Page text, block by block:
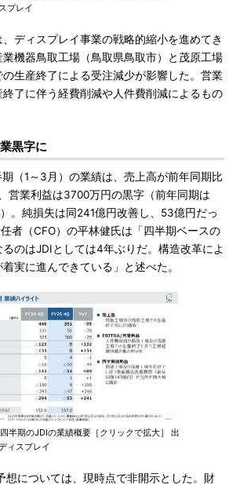
プレイ
ディスプレイ事業の戦略的縮小を進めてき
機器鳥取工場（鳥取県鳥取市）と茂原工場
の生産終了による受注減少が影響した。営業
了に伴う経費削減や人件費削減によるもの
黒字に
（1～3月）の業績は、売上高が前年同期比
営業利益は3700万円の黒字（前年同期は
。純損失は同241億円改善し、53億円だっ
者（CFO）の平林健氏は「四半期ベースの
のはJDIとしては4年ぶりだ。構造改革によ
実に進んできている」と述べた。
半期のJDIの業績概要［クリックで拡大］ 出
ィスプレイ
については、現時点で非開示とした。財